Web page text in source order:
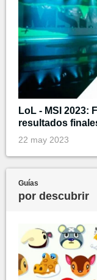
LoL - MSI 2023:
resultados
22 may 2023
Guías
por descubrir